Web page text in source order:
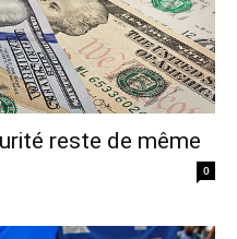
reste de même
0